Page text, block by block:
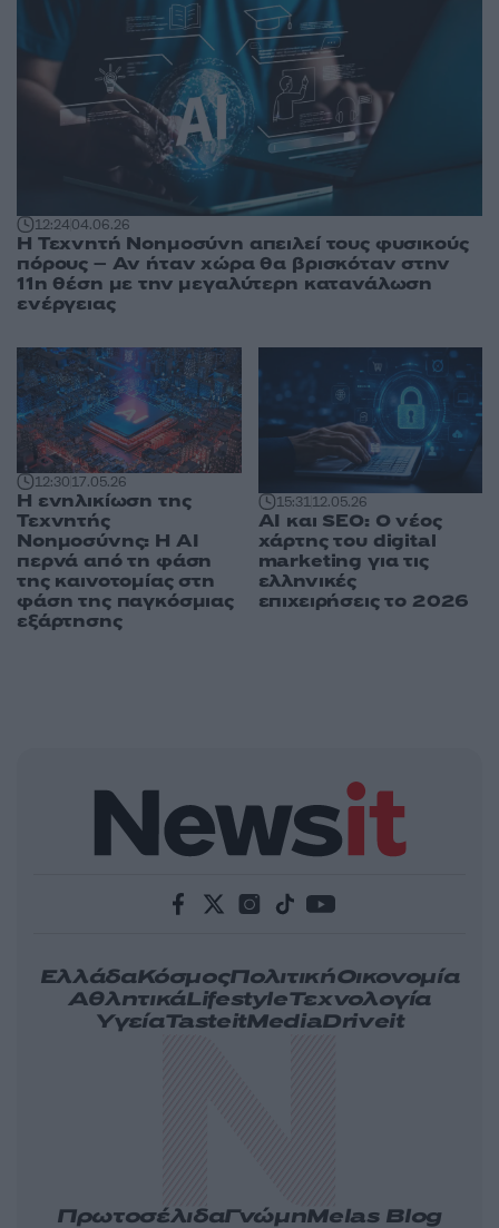
12:2404.06.26
Η Τεχνητή Νοημοσύνη απειλεί τους φυσικούς
πόρους – Αν ήταν χώρα θα βρισκόταν στην
11η θέση με την μεγαλύτερη κατανάλωση
ενέργειας
12:3017.05.26
Η ενηλικίωση της
Τεχνητής
Νοημοσύνης: Η AI
περνά από τη φάση
της καινοτομίας στη
φάση της παγκόσμιας
εξάρτησης
15:3112.05.26
AI και SEO: Ο νέος
χάρτης του digital
marketing για τις
ελληνικές
επιχειρήσεις το 2026
ΕλλάδαΚόσμοςΠολιτικήΟικονομία
ΑθλητικάLifestyleΤεχνολογία
ΥγείαTasteitMediaDriveit
ΠρωτοσέλιδαΓνώμηMelas Blog